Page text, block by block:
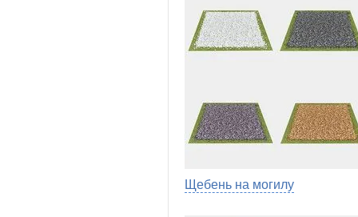
Щебень на могилу